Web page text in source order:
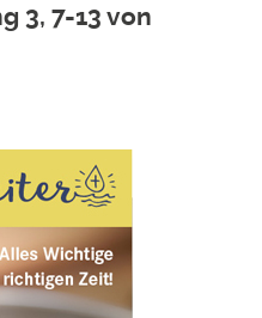
3, 7-13 von